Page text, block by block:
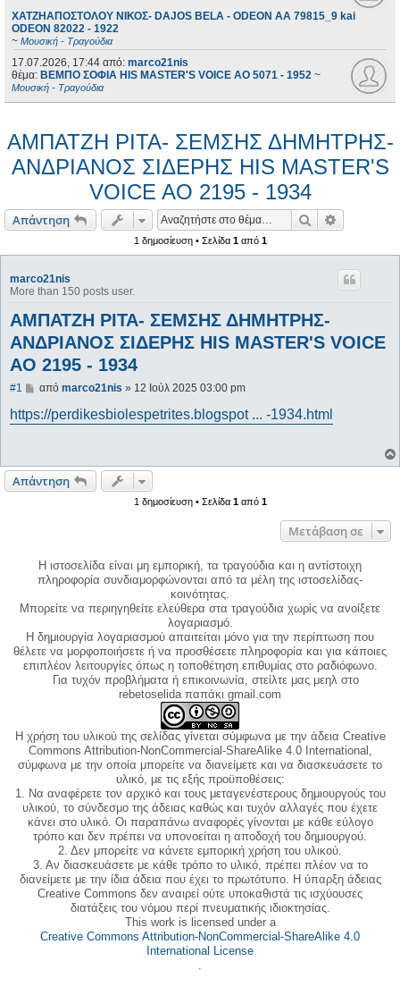
ΧΑΤΖΗΑΠΟΣΤΟΛΟΥ ΝΙΚΟΣ- DAJOS BELA - ODEON AA 79815_9 kai
ODEON 82022 - 1922
~ Μουσική - Τραγούδια
17.07.2026, 17:44 από: marco21nis
θέμα: ΒΕΜΠΟ ΣΟΦΙΑ HIS MASTER'S VOICE AO 5071 - 1952 ~
Μουσική - Τραγούδια
ΑΜΠΑΤΖΗ ΡΙΤΑ- ΣΕΜΣΗΣ ΔΗΜΗΤΡΗΣ-
ΑΝΔΡΙΑΝΟΣ ΣΙΔΕΡΗΣ HIS MASTER'S
VOICE AO 2195 - 1934
Απάντηση Αναζήτηση
1 δημοσίευση • Σελίδα 1από 1
marco21nis
More than 150 posts user.
ΑΜΠΑΤΖΗ ΡΙΤΑ- ΣΕΜΣΗΣ ΔΗΜΗΤΡΗΣ-
ΑΝΔΡΙΑΝΟΣ ΣΙΔΕΡΗΣ HIS MASTER'S VOICE
AO 2195 - 1934
#1
Δ
μ
ο
υ
σ
από marco21nis » 12 Ιούλ 2025 03:00 pm
https://perdikesbiolespetrites.blogspot ... -1934.html
Απάντηση
1 δημοσίευση • Σελίδα 1από 1
Μετάβαση σε
Η ιστοσελίδα είναι μη εμπορική, τα τραγούδια και η αντίστοιχη
πληροφορία συνδιαμορφώνονται από τα μέλη της ιστοσελίδας-
κοινότητας.
Μπορείτε να περιηγηθείτε ελεύθερα στα τραγούδια χωρίς να ανοίξετε
λογαριασμό.
Η δημιουργία λογαριασμού απαιτείται μόνο για την περίπτωση που
θέλετε να μορφοποιήσετε ή να προσθέσετε πληροφορία και για κάποιες
επιπλέον λειτουργίες όπως η τοποθέτηση επιθυμίας στο ραδιόφωνο.
Για τυχόν προβλήματα ή επικοινωνία, στείλτε μας μεηλ στο
rebetoselida παπάκι gmail.com
Η χρήση του υλικού της σελίδας γίνεται σύμφωνα με την άδεια Creative
Commons Attribution-NonCommercial-ShareAlike 4.0 International,
σύμφωνα με την οποία μπορείτε να διανείμετε και να διασκευάσετε το
υλικό, με τις εξής προϋποθέσεις:
1. Να αναφέρετε τον αρχικό και τους μεταγενέστερους δημιουργούς του
υλικού, το σύνδεσμο της άδειας καθώς και τυχόν αλλαγές που έχετε
κάνει στο υλικό. Οι παραπάνω αναφορές γίνονται με κάθε εύλογο
τρόπο και δεν πρέπει να υπονοείται η αποδοχή του δημιουργού.
2. Δεν μπορείτε να κάνετε εμπορική χρήση του υλικού.
3. Αν διασκευάσετε με κάθε τρόπο το υλικό, πρέπει πλέον να το
διανείμετε με την ίδια άδεια που έχει το πρωτότυπο. Η ύπαρξη άδειας
Creative Commons δεν αναιρεί ούτε υποκαθιστά τις ισχύουσες
διατάξεις του νόμου περί πνευματικής ιδιοκτησίας.
This work is licensed under a
Creative Commons Attribution-NonCommercial-ShareAlike 4.0
International License